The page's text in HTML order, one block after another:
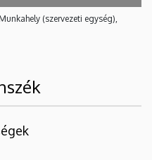
(szervezeti egység),